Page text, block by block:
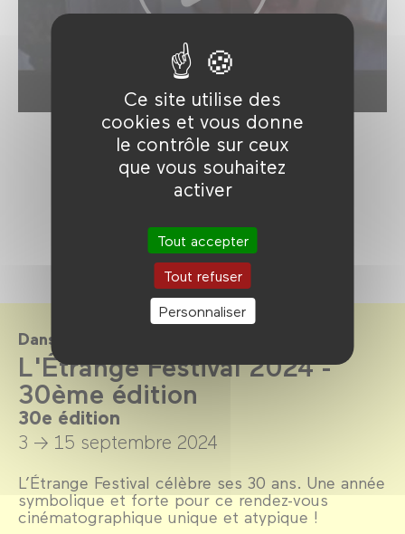
Ce site utilise des
cookies et vous donne
le contrôle sur ceux
que vous souhaitez
activer
Tout accepter
Tout refuser
Personnaliser
Dans le cadre de
L'Étrange Festival 2024 -
30ème édition
30e édition
3 → 15 septembre 2024
L’Étrange Festival célèbre ses 30 ans. Une année
symbolique et forte pour ce rendez-vous
cinématographique unique et atypique !